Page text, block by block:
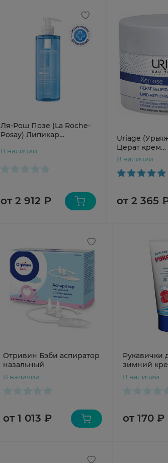
Ля-Рош Позе (La Roche-
Posay) Липикар
для душа с защитными
В наличии
от 2 912 ₽
Uriage
Церат крем
В наличии
от 2 365
Отривин Бэби аспиратор
назальный
В наличии
от 1 013 ₽
Рукавички
зимний
В наличии
от 170 ₽